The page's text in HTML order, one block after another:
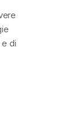
di